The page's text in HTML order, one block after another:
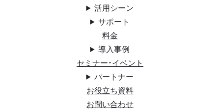
活用シーン
サポート
料金
導入事例
セミナー・イベント
パートナー
お役立ち資料
お問い合わせ